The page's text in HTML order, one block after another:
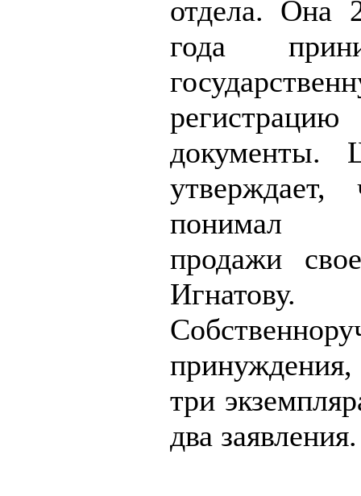
отдела. Она
года
документы.
утверждает,
понимал
продажи
Игнатову.
три
два заявления.